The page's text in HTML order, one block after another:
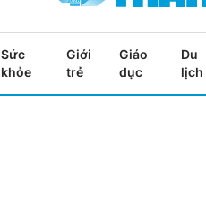
Sức
khỏe
Giới
trẻ
Giáo
dục
Du
lịch